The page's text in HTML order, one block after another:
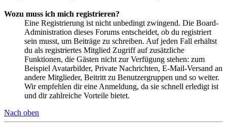
Wozu muss ich mich registrieren?
Eine Registrierung ist nicht unbedingt zwingend. Die Board-
Administration dieses Forums entscheidet, ob du registriert
sein musst, um Beiträge zu schreiben. Auf jeden Fall erhältst
du als registriertes Mitglied Zugriff auf zusätzliche
Funktionen, die Gästen nicht zur Verfügung stehen: zum
Beispiel Avatarbilder, Private Nachrichten, E-Mail-Versand an
andere Mitglieder, Beitritt zu Benutzergruppen und so weiter.
Wir empfehlen dir eine Anmeldung, da sie schnell erledigt ist
und dir zahlreiche Vorteile bietet.
Nach oben